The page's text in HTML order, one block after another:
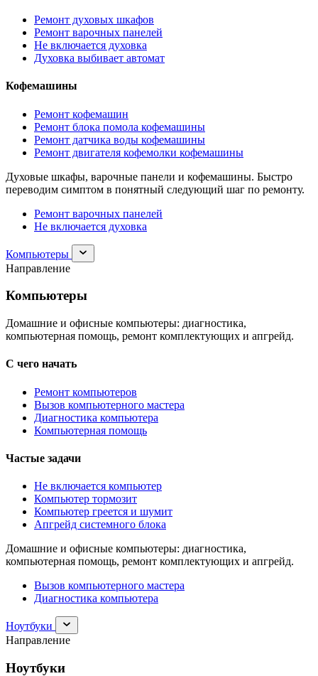
Ремонт духовых шкафов
Ремонт варочных панелей
Не включается духовка
Духовка выбивает автомат
Кофемашины
Ремонт кофемашин
Ремонт блока помола кофемашины
Ремонт датчика воды кофемашины
Ремонт двигателя кофемолки кофемашины
Духовые шкафы, варочные панели и кофемашины. Быстро
переводим симптом в понятный следующий шаг по ремонту.
Ремонт варочных панелей
Не включается духовка
Компьютеры
Раскрыть
раздел
Направление
Компьютеры
Домашние и офисные компьютеры: диагностика,
компьютерная помощь, ремонт комплектующих и апгрейд.
С чего начать
Ремонт компьютеров
Вызов компьютерного мастера
Диагностика компьютера
Компьютерная помощь
Частые задачи
Не включается компьютер
Компьютер тормозит
Компьютер греется и шумит
Апгрейд системного блока
Домашние и офисные компьютеры: диагностика,
компьютерная помощь, ремонт комплектующих и апгрейд.
Вызов компьютерного мастера
Диагностика компьютера
Ноутбуки
Раскрыть
раздел
Ноутбуки
Направление
Ноутбуки